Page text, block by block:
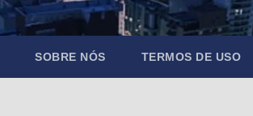
SOBRE NÓS TERMOS DE USO